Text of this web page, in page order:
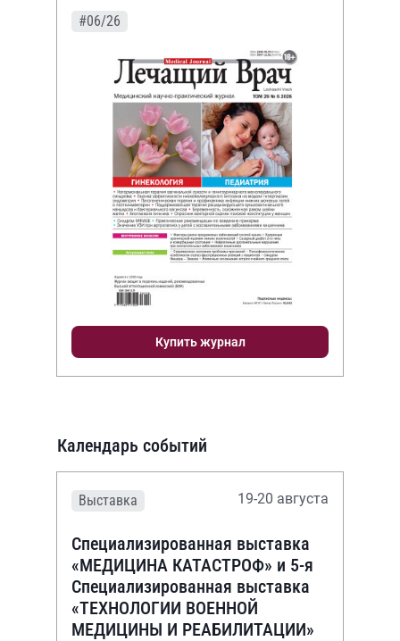
#06/26
Купить журнал
Календарь событий
Выставка 19-20 августа
Специализированная выставка
«МЕДИЦИНА КАТАСТРОФ» и 5-я
Специализированная выставка
«ТЕХНОЛОГИИ ВОЕННОЙ
МЕДИЦИНЫ И РЕАБИЛИТАЦИИ»